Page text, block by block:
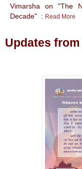
Vimarsha on "The
Decade" : Read More
Updates